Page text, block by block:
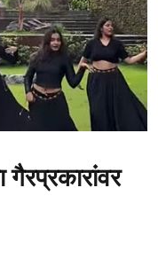
गैरप्रकारांवर